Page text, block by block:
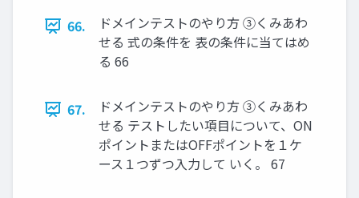
66.
ドメインテストのやり方 ③くみあわ
せる 式の条件を 表の条件に当てはめ
る 66
67.
ドメインテストのやり方 ③くみあわ
せる テストしたい項目について、ON
ポイントまたはOFFポイントを１ケ
ース１つずつ入力して いく。 67